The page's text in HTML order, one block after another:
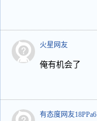
火星网友
俺有机会了
有态度网友18PPa6